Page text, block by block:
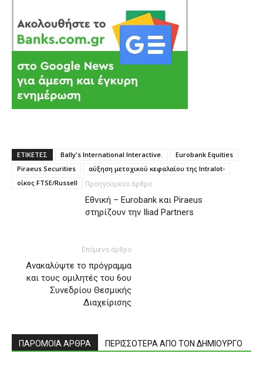
ΕΤΙΚΕΤΕΣ Bally's International Interactive.
Eurobank Equities
Piraeus Securities
αύξηση μετοχικού κεφαλαίου της Intralot-
οίκος FTSE/Russell
Προηγούμενο άρθρο
Εθνική – Eurobank και Piraeus
στηρίζουν την Iliad Partners
Επόμενο άρθρο
Ανακαλύψτε το πρόγραμμα
και τους ομιλητές του 6ου
Συνεδρίου Θεσμικής
Διαχείρισης
ΠΑΡΟΜΟΙΑ ΑΡΘΡΑ ΠΕΡΙΣΣΟΤΕΡΑ ΑΠΟ ΤΟΝ ΔΗΜΙΟΥΡΓΟ